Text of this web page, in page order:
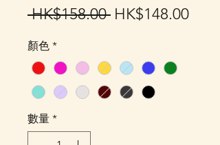
HK$158.00 一
格
HK$148.00促
顏色 *
數量 *